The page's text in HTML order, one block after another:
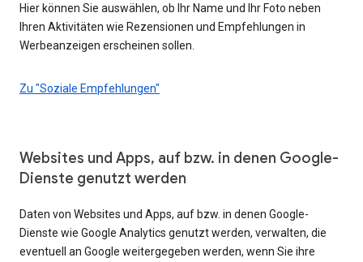
Hier können Sie auswählen, ob Ihr Name und Ihr Foto neben
Ihren Aktivitäten wie Rezensionen und Empfehlungen in
Werbeanzeigen erscheinen sollen.
Zu "Soziale Empfehlungen"
Websites und Apps, auf bzw. in denen Google-
Dienste genutzt werden
Daten von Websites und Apps, auf bzw. in denen Google-
Dienste wie Google Analytics genutzt werden, verwalten, die
eventuell an Google weitergegeben werden, wenn Sie ihre